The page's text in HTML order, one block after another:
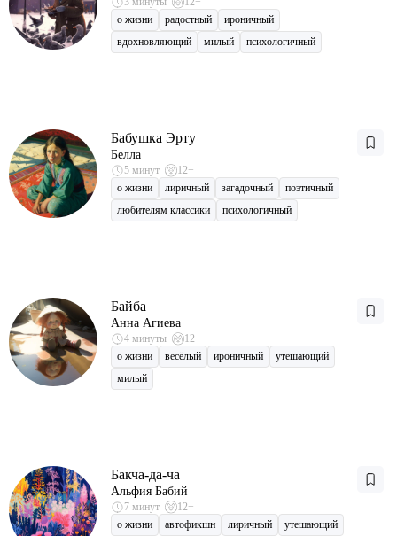
о жизни
радостный
ироничный
вдохновляющий
милый психологичный
Бабушка Эрту
Белла
5 минут
12+
о жизни
лиричный загадочный
поэтичный
любителям классики
психологичный
Байба
Анна Агиева
4 минуты
12+
о жизни
весёлый ироничный
утешающий
милый
Бакча-да-ча
Альфия Бабий
7 минут
12+
о жизни
автофикшн лиричный
утешающий